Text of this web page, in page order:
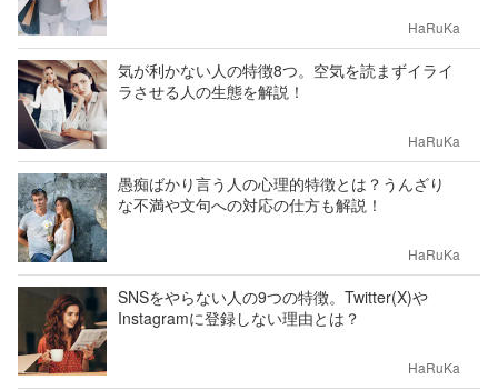
HaRuKa
気が利かない人の特徴8つ。空気を読まずイライ
ラさせる人の生態を解説！
HaRuKa
愚痴ばかり言う人の心理的特徴とは？うんざり
な不満や文句への対応の仕方も解説！
HaRuKa
SNSをやらない人の9つの特徴。Twitter(X)や
Instagramに登録しない理由とは？
HaRuKa